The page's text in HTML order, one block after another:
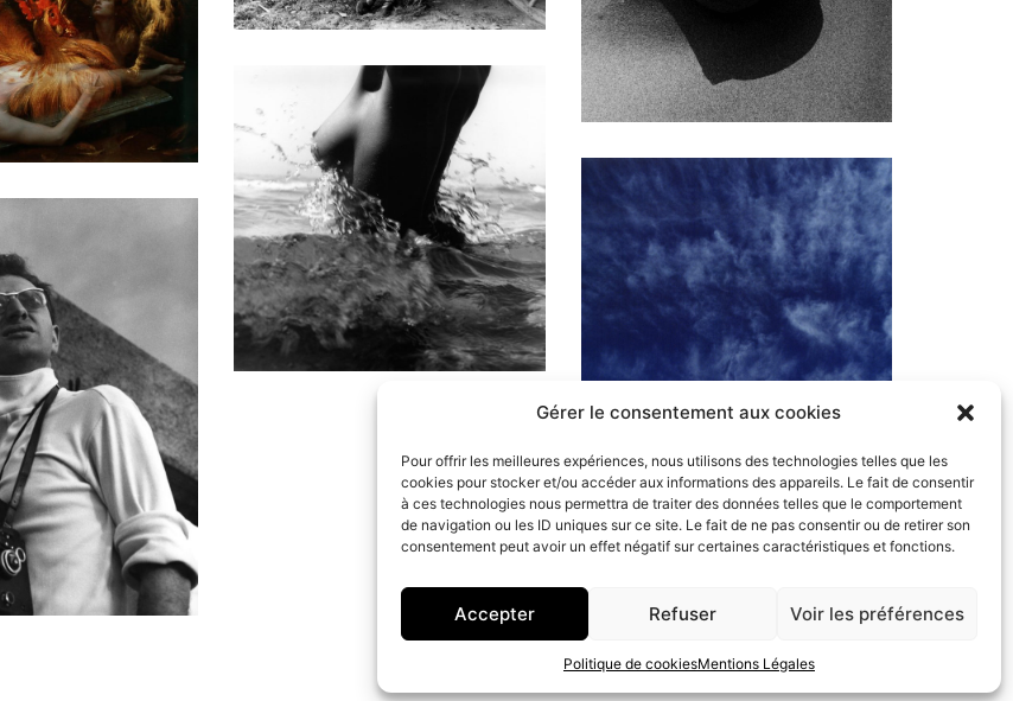
Gérer le consentement aux cookies
Pour offrir les meilleures expériences, nous utilisons des technologies telles que les
cookies pour stocker et/ou accéder aux informations des appareils. Le fait de consentir
à ces technologies nous permettra de traiter des données telles que le comportement
de navigation ou les ID uniques sur ce site. Le fait de ne pas consentir ou de retirer son
consentement peut avoir un effet négatif sur certaines caractéristiques et fonctions.
Accepter Refuser Voir les préférences
Politique de cookiesMentions Légales